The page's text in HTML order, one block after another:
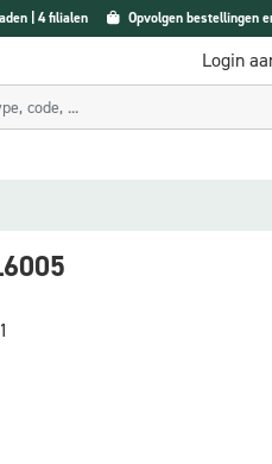
| 4 filialen Opvolgen bestellingen
Login